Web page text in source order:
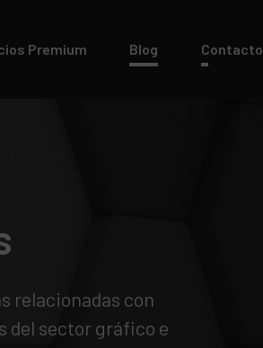
Premium Blog Contacto
relacionadas con
del sector gráfico e